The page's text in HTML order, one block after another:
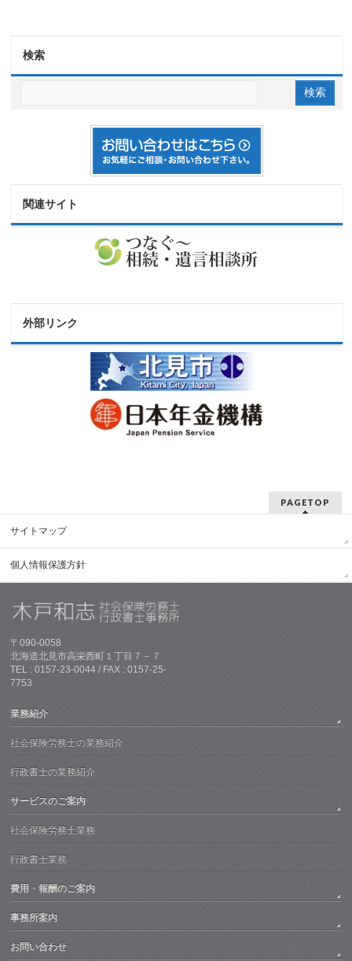
検索
関連サイト
外部リンク
PAGETOP
サイトマップ
個人情報保護方針
〒090-0058
北海道北見市高栄西町１丁目７－７
TEL : 0157-23-0044 / FAX : 0157-25-
7753
業務紹介
社会保険労務士の業務紹介
行政書士の業務紹介
サービスのご案内
社会保険労務士業務
行政書士業務
費用・報酬のご案内
事務所案内
お問い合わせ